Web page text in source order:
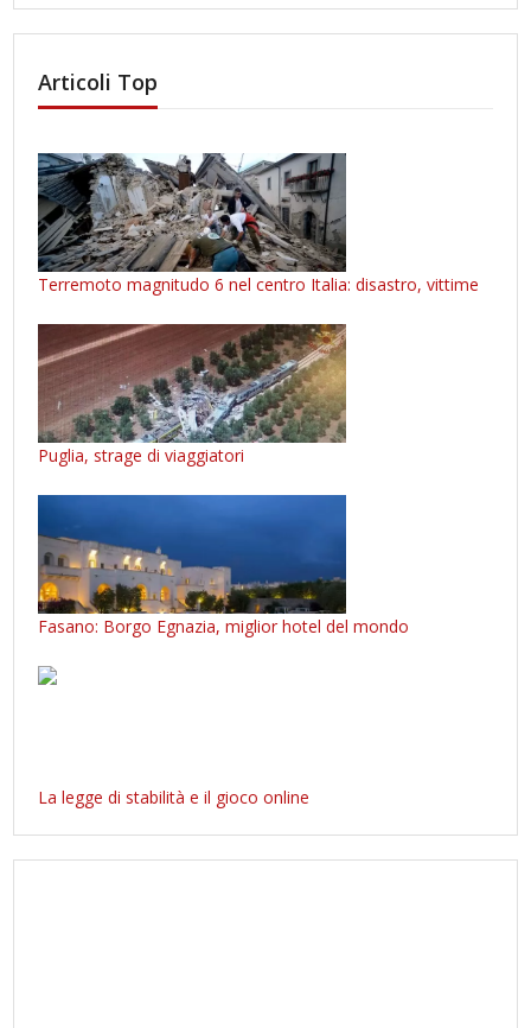
Articoli Top
Terremoto magnitudo 6 nel centro Italia: disastro, vittime
Puglia, strage di viaggiatori
Fasano: Borgo Egnazia, miglior hotel del mondo
La legge di stabilità e il gioco online